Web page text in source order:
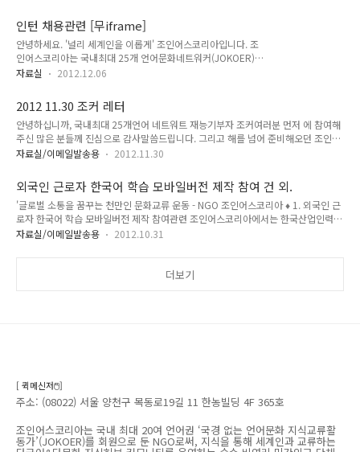
모두최대한 이용자들의 편의성을 고려해서단순하면서도 효율적
으로 만들려고 노력중입니다^^ 언어재능..
구스러운 말씀도 드립니다. 조커 여러분, 다문화의 다른 이름은
글로벌 입니다. 잘 아시다시피, 최근 한류의 열풍과 국가 대외 이
미지의 신장으로 대한민국은 1000만의 유입객 수를 돌파했고
체류외국인 150만 명의 다문화 사회를 향해 가고 있습니다. 소
위 소외권 국가의 다문화로 촉발된 우리나라는 글로벌화의 더욱
심리적인 거리는 견고하기만 합니다. 또한, 미래 커뮤니케이션의
방향은 진보된 웹으로 영역을 더욱 ..
인턴 채용관련 [무iframe]
안녕하세요. '널리 세계인을 이롭게' 조인어스코리아입니다. 조
인어스코리아는 국내최대 25개 언어문화네트워커(JOKOER)가
활동하는 NGO로, 세계인과 교류하는 다국어&다문화 지식허브
다. 세계 최대의 다국어&다문화 지식교류 네트워크 구축을 목표
로 하고 있는 조인어스코리아는 언어문화 네트워커들에게 자부
심과 긍지를 가지고 활동할 수 있는 NGO조직으로 비젼과 가치
를 키우며 함께하는 미래 사회를 열어가고자 합니다. 미래의 온
라인 기반 젊은 NGO 활동에 관심있는 많은 분들와 함께 하고 싶
영상:http://vimeo.com/46015342 [조인어스코리아] 인턴채
용 공고 1. 모집부서 : 문..
자료실 2012.12.06
2012 11.30 조커 레터
안녕하십니까, 국내최대 25개언어 네트워트 재능기부자 조커여러분 먼저 에 참여해
주신 많은 분들께 진심으로 감사말씀드립니다. 그리고 해를 넘어 준비해오던 조인어
스코리아의 글로벌웹페이지가 애초 계획보다는 많이 늦어지고 있어 심히 송구스럽
피 최근 한류의 열풍과 국가 대외이미지의 신장으로 대한민국은 1000만의 유입객
수를 돌파했고, 체류외국인 150만명의 다문화 사회를 향해 가고 있습니다. 소위 소
외권 국가의 다문화로 촉발된 우리나라는 글로벌화의 더욱 크나큰 압력에 직면하고
있지만 아직까지 한국인과 외국인과는 심리적인 거리는 견고하기만 합니다. 또한, 미
래 커뮤니케이션의 방향은 진보된 웹으로 영역을 더욱 넓혀가고 있으며 그 속도..
자료실/이메일발송용 2012.11.30
외국인 근로자 한국어 학습 모바일버전 제작 참여 건 외.
'글로벌 소통을 꿈꾸는 천만인 문화교류 운동 - NGO 조인어스코리아 ♦ 1. 외국인 근
로자 한국어 학습 모바일버전 제작 참여관련 조인어스코리아에서는 한국산업인력관
리공단, 엠텔레텍, 이음과소통에서 진행되는 외국인 근로자 한국어 학습 모바일버전
카, 키르기스스탄, 캄보디아, 베트남, 중국, 우즈벡키스탄, 태국, 필리핀, 파키스탄, 네
자료실/이메일발송용 2012.10.31
더보기
[ 퀵메신저🖱️]
주소: (08022) 서울 양천구 목동로19길 11 한농빌딩 4F 365호
조인어스코리아는 국내 최대 20여 언어권 ‘국경 없는 언어문화 지식교류활
동가’(JOKOER)를 회원으로 둔 NGO로써, 지식을 통해 세계인과 교류하는